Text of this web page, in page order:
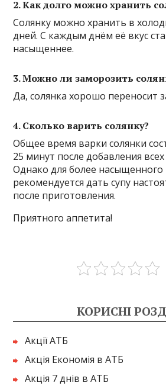
2. Как долго можно хранить
Солянку можно хранить в
дней. С каждым днём её вкус
насыщеннее.
3. Можно ли заморозить
Да, солянка хорошо переносит
4. Сколько варить солянку?
Общее время варки солянки
25 минут после добавления
Однако для более насыщенного
рекомендуется дать супу
после приготовления.
Приятного аппетита!
КОРИСНІ
Акції АТБ
Акція Економія в АТБ
Акція 7 днів в АТБ